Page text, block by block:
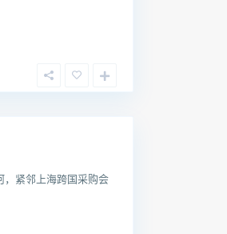
，紧邻上海跨国采购会